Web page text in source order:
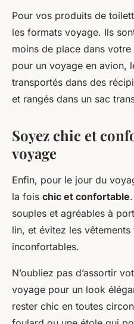
Pour vos produits de
les formats voyage. Ils
moins de place dans votre
pour un voyage en avion,
transportés dans des
et rangés dans un sac
Soyez chic et
voyage
Enfin, pour le jour du
la fois chic et confortable
souples et agréables à
lin, et évitez les
inconfortables.
N’oubliez pas d’assortir
voyage pour un look
rester chic en toutes